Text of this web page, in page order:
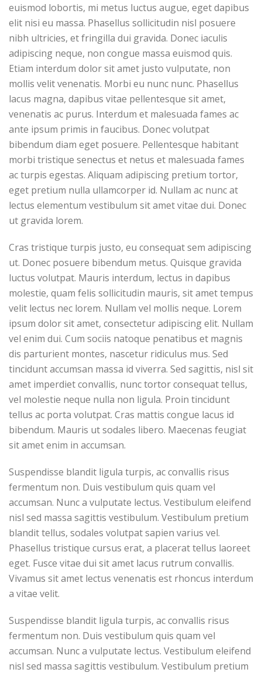
euismod lobortis, mi metus luctus augue, eget dapibus
elit nisi eu massa. Phasellus sollicitudin nisl posuere
nibh ultricies, et fringilla dui gravida. Donec iaculis
adipiscing neque, non congue massa euismod quis.
Etiam interdum dolor sit amet justo vulputate, non
mollis velit venenatis. Morbi eu nunc nunc. Phasellus
lacus magna, dapibus vitae pellentesque sit amet,
venenatis ac purus. Interdum et malesuada fames ac
ante ipsum primis in faucibus. Donec volutpat
bibendum diam eget posuere. Pellentesque habitant
morbi tristique senectus et netus et malesuada fames
ac turpis egestas. Aliquam adipiscing pretium tortor,
eget pretium nulla ullamcorper id. Nullam ac nunc at
lectus elementum vestibulum sit amet vitae dui. Donec
ut gravida lorem.
Cras tristique turpis justo, eu consequat sem adipiscing
ut. Donec posuere bibendum metus. Quisque gravida
luctus volutpat. Mauris interdum, lectus in dapibus
molestie, quam felis sollicitudin mauris, sit amet tempus
velit lectus nec lorem. Nullam vel mollis neque. Lorem
ipsum dolor sit amet, consectetur adipiscing elit. Nullam
vel enim dui. Cum sociis natoque penatibus et magnis
dis parturient montes, nascetur ridiculus mus. Sed
tincidunt accumsan massa id viverra. Sed sagittis, nisl sit
amet imperdiet convallis, nunc tortor consequat tellus,
vel molestie neque nulla non ligula. Proin tincidunt
tellus ac porta volutpat. Cras mattis congue lacus id
bibendum. Mauris ut sodales libero. Maecenas feugiat
sit amet enim in accumsan.
Suspendisse blandit ligula turpis, ac convallis risus
fermentum non. Duis vestibulum quis quam vel
accumsan. Nunc a vulputate lectus. Vestibulum eleifend
nisl sed massa sagittis vestibulum. Vestibulum pretium
blandit tellus, sodales volutpat sapien varius vel.
Phasellus tristique cursus erat, a placerat tellus laoreet
eget. Fusce vitae dui sit amet lacus rutrum convallis.
Vivamus sit amet lectus venenatis est rhoncus interdum
a vitae velit.
Suspendisse blandit ligula turpis, ac convallis risus
fermentum non. Duis vestibulum quis quam vel
accumsan. Nunc a vulputate lectus. Vestibulum eleifend
nisl sed massa sagittis vestibulum. Vestibulum pretium